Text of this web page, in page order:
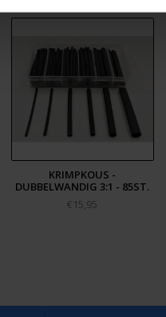
KRIMPKOUS -
DUBBELWANDIG 3:1 - 85ST.
€15,95